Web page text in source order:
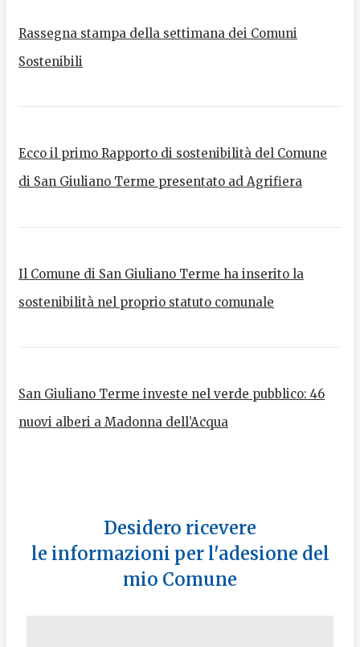
Rassegna stampa della settimana dei Comuni
Sostenibili
Ecco il primo Rapporto di sostenibilità del Comune
di San Giuliano Terme presentato ad Agrifiera
Il Comune di San Giuliano Terme ha inserito la
sostenibilità nel proprio statuto comunale
San Giuliano Terme investe nel verde pubblico: 46
nuovi alberi a Madonna dell’Acqua
Desidero ricevere
le informazioni per l'adesione del
mio Comune